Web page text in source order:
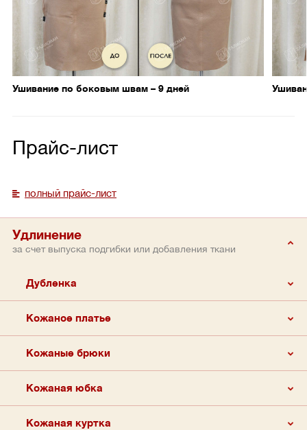
Ушивание по боковым швам – 9 дней
Прайс-лист
полный прайс-лист
Удлинение
за счет выпуска подгибки или добавления ткани
Дубленка
Кожаное платье
Кожаные брюки
Кожаная юбка
Кожаная куртка